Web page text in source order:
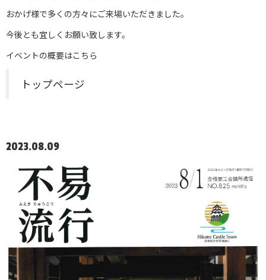
おかげ様で多くの方々にご来場いただきました。
今後とも宜しくお願い致します。
イベントの概要はこちら
トップページ
2023.08.09